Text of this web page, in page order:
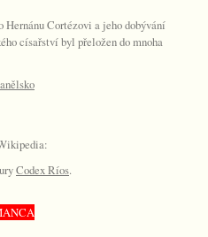
Hernánu Cortézovi a jeho dobývání
císařství byl přeložen do mnoha
Codex Ríos.